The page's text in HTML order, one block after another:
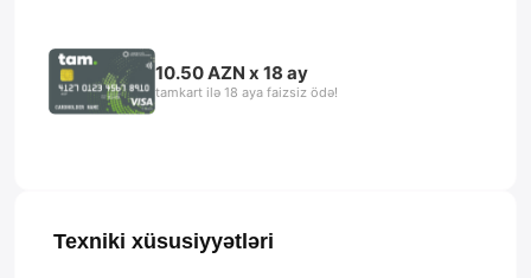
10.50 AZN x 18 ay
tamkart ilə 18 aya faizsiz ödə!
Texniki xüsusiyyətləri